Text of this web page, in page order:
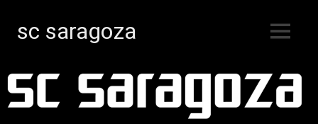
innehåll
sc saragoza
Kristinestad
sedan
MENY